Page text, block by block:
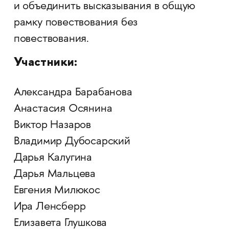
и объединить высказывания в общую
рамку повествования без
повествования.
Участники:
Александра Барабанова
Анастасия Осянина
Виктор Назаров
Владимир Дубосарский
Дарья Калугина
Дарья Мальцева
Евгения Милюкос
Ира Ленсберр
Елизавета Глушкова